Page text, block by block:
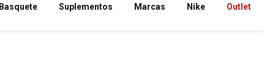
Basquete Suplementos Marcas Nike Outlet